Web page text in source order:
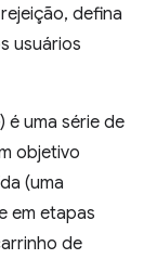
defina
usuários
) é uma série de
objetivo
(uma
em etapas
de